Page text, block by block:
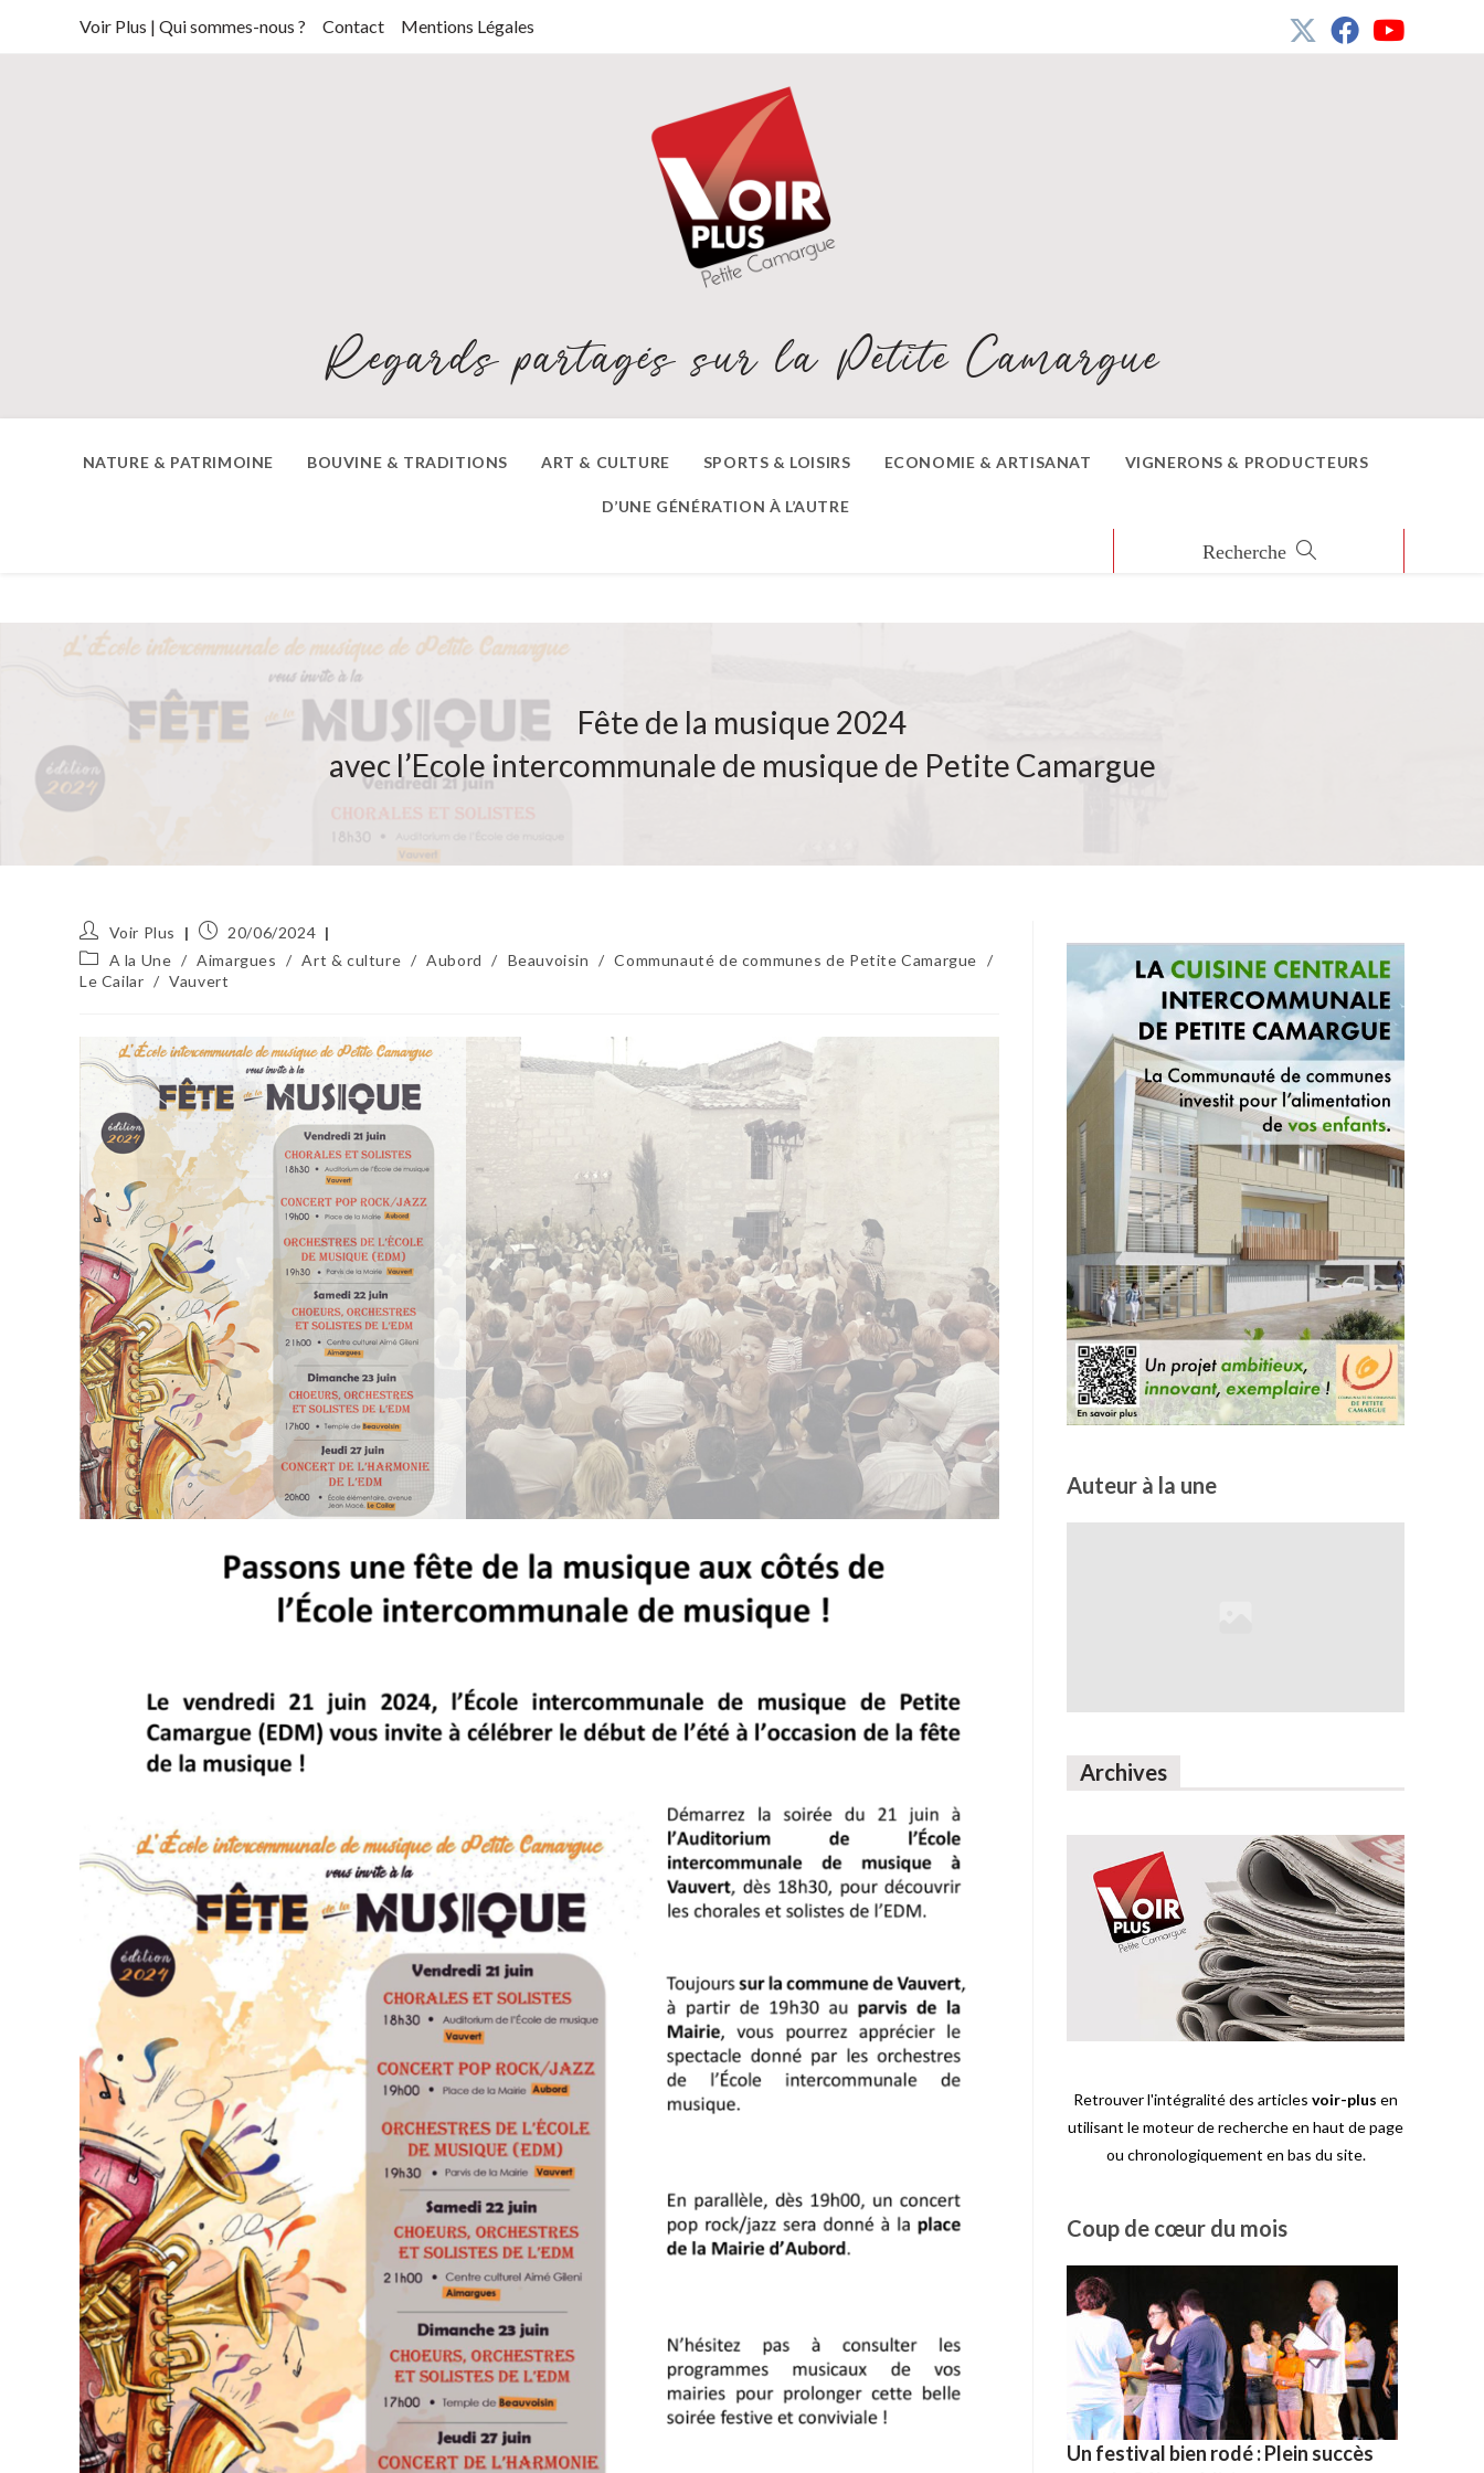
Voir Plus | Qui sommes-nous ? Contact Mentions Légales
Regards partagés sur la Petite Camargue
NATURE & PATRIMOINE BOUVINE & TRADITIONS ART & CULTURE SPORTS & LOISIRS ECONOMIE & ARTISANAT VIGNERONS & PRODUCTEURS
D’UNE GÉNÉRATION À L’AUTRE
Fête de la musique 2024
avec l’Ecole intercommunale de musique de Petite Camargue
Auteur/autrice
de
la
publication :
Voir Plus
Publication
publiée :
20/06/2024
Post
category:
A la Une / Aimargues / Art & culture / Aubord / Beauvoisin / Communauté de communes de Petite Camargue /
Le Cailar / Vauvert
Auteur à la une
Archives
Retrouver l'intégralité des articles voir-plus en
utilisant le moteur de recherche en haut de page
ou chronologiquement en bas du site.
Coup de cœur du mois
Un festival bien rodé : Plein succès